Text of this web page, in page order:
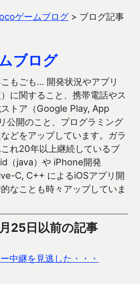
ゲームブログ> ブログ記事
ブログ
もごも… 開発状況やアプリ
）に関すること、携帯電話やス
トア（Google Play, App
公開のこと、プログラミング
どをアップしています。ガラ
れ20年以上継続しているブ
（java）や iPhone開発
C, C++ によるiOSアプリ開
なことも時々アップしていま
25日以前の記事
中継を見逃した・・・